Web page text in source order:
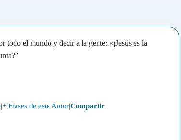
todo el mundo y decir a la gente: «¡Jesús es la
|+ Frases de este Autor|Compartir